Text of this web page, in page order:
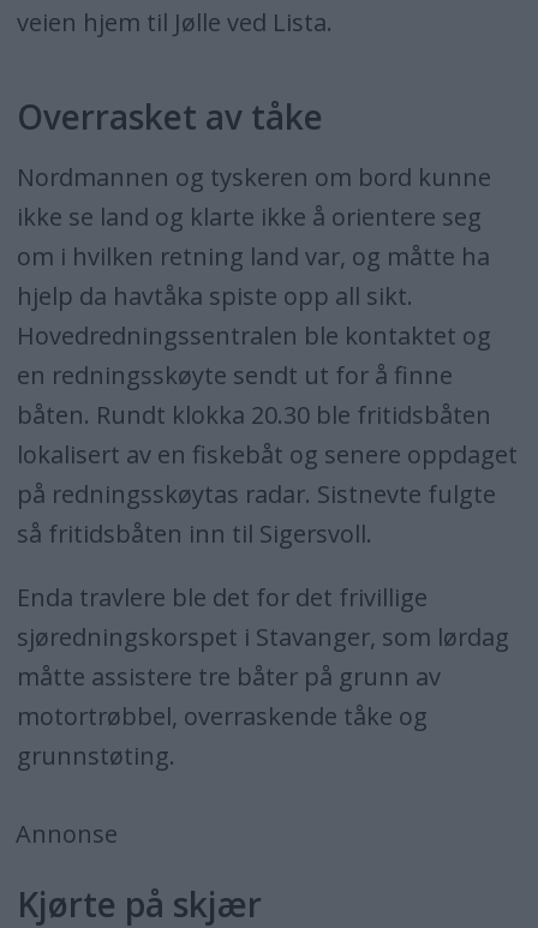
veien hjem til Jølle ved Lista.
Overrasket av tåke
Nordmannen og tyskeren om bord kunne
ikke se land og klarte ikke å orientere seg
om i hvilken retning land var, og måtte ha
hjelp da havtåka spiste opp all sikt.
Hovedredningssentralen ble kontaktet og
en redningsskøyte sendt ut for å finne
båten. Rundt klokka 20.30 ble fritidsbåten
lokalisert av en fiskebåt og senere oppdaget
på redningsskøytas radar. Sistnevte fulgte
så fritidsbåten inn til Sigersvoll.
Enda travlere ble det for det frivillige
sjøredningskorspet i Stavanger, som lørdag
måtte assistere tre båter på grunn av
motortrøbbel, overraskende tåke og
grunnstøting.
Annonse
Kjørte på skjær